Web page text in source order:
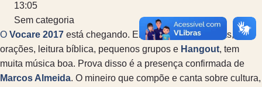
13:05
Sem categoria
O Vocare 2017 está chegando. Entre palestras, oficinas,
orações, leitura bíblica, pequenos grupos e Hangout, tem
muita música boa. Prova disso é a presença confirmada de
Marcos Almeida. O mineiro que compõe e canta sobre cultura,